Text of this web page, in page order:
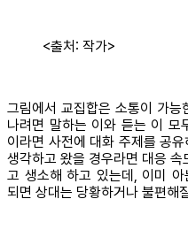
<출처: 작가>
그림에서 교집합은 소통이 가
나려면 말하는 이와 듣는 이 모
이라면 사전에 대화 주제를 공
생각하고 왔을 경우라면 대응
고 생소해 하고 있는데, 이미 아
되면 상대는 당황하거나 불편해